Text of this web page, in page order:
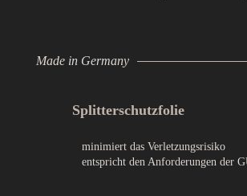
Made in Germany
Splitterschutzfolie
minimiert das Verletzungsrisiko
entspricht den Anforderungen der